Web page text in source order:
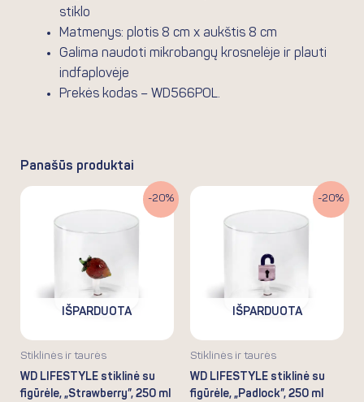
stiklo
Matmenys: plotis 8 cm x aukštis 8 cm
Galima naudoti mikrobangų krosnelėje ir plauti
indfaplovėje
Prekės kodas – WD566POL.
Panašūs produktai
-20%
IŠPARDUOTA
Stiklinės ir taurės
WD LIFESTYLE stiklinė su
figūrėle, „Strawberry”, 250 ml
19.90€.
price
15.92€.
-20%
IŠPARDUOTA
Stiklinės ir taurės
WD LIFESTYLE stiklinė su
figūrėle, „Padlock”, 250 ml
19.90€.
price
15.92€.